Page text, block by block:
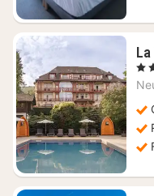
1
€
, 4